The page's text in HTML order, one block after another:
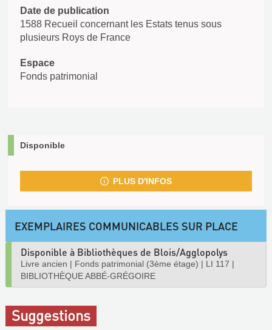
Date de publication
1588 Recueil concernant les Estats tenus sous
plusieurs Roys de France
Espace
Fonds patrimonial
Disponible
PLUS D'INFOS
EXEMPLAIRES COMMUNICABLES SUR PLACE
Disponible à Bibliothèques de Blois/Agglopolys
Livre ancien | Fonds patrimonial (3ème étage) | LI 117 |
BIBLIOTHÈQUE ABBÉ-GRÉGOIRE
Suggestions